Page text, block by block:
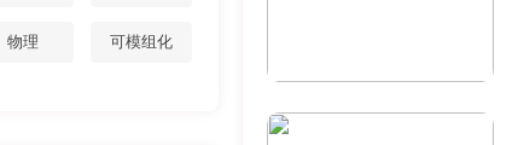
物理 可模组化